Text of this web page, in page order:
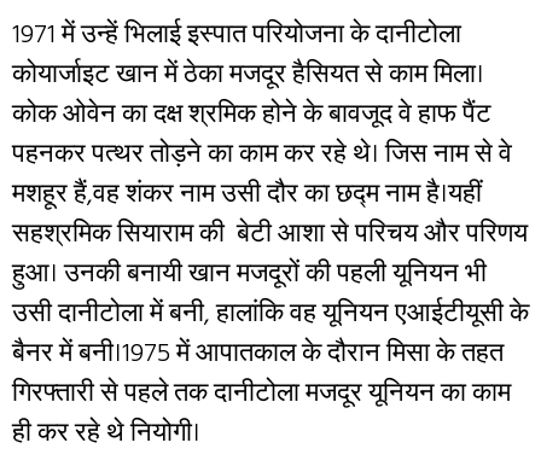
1971 में उन्हें भिलाई इस्पात परियोजना के दानीटोला
कोयार्जाइट खान में ठेका मजदूर हैसियत से काम मिला।
कोक ओवेन का दक्ष श्रमिक होने के बावजूद वे हाफ पैंट
पहनकर पत्थर तोड़ने का काम कर रहे थे। जिस नाम से वे
मशहूर हैं,वह शंकर नाम उसी दौर का छद्म नाम है।यहीं
सहश्रमिक सियाराम की बेटी आशा से परिचय और परिणय
हुआ। उनकी बनायी खान मजदूरों की पहली यूनियन भी
उसी दानीटोला में बनी, हालांकि वह यूनियन एआईटीयूसी के
बैनर में बनी।1975 में आपातकाल के दौरान मिसा के तहत
गिरफ्तारी से पहले तक दानीटोला मजदूर यूनियन का काम
ही कर रहे थे नियोगी।